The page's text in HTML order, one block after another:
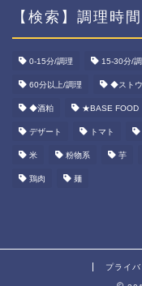
【検索】調理時
0-15分/調理 15-30分/
60分以上/調理 ◆スト
◆酒粕 ★BASE FOOD
デザート トマト
米 粉物系 芋
鶏肉 麺
プライ